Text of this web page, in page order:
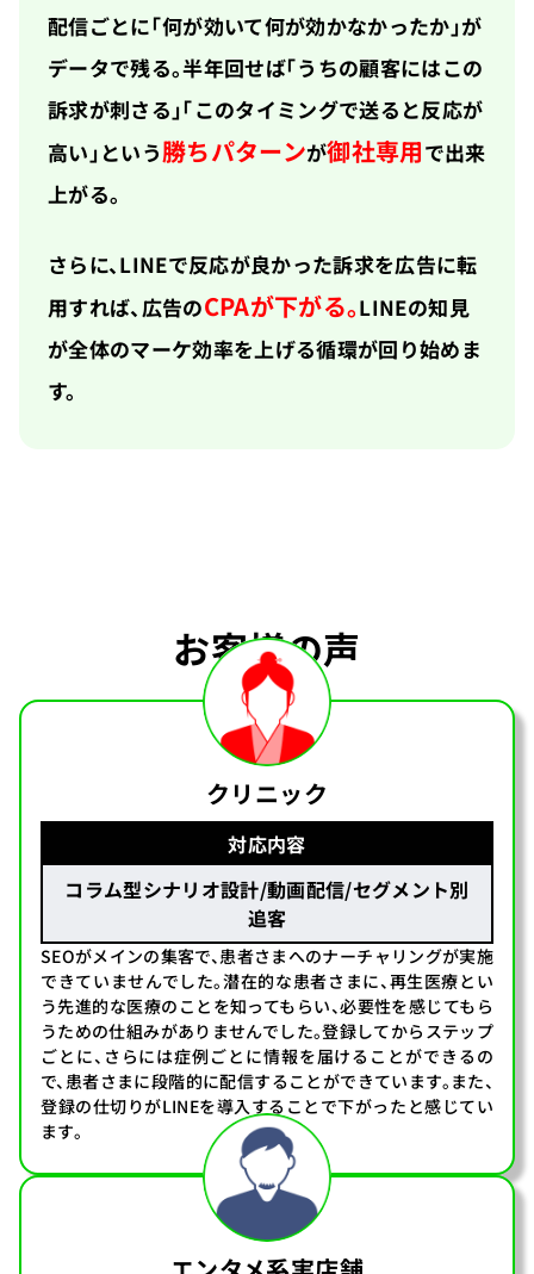
配信ごとに「何が効いて何が効かなかったか」が
データで残る。半年回せば「うちの顧客にはこの
訴求が刺さる」「このタイミングで送ると反応が
高い」という勝ちパターンが御社専用で出来
上がる。
さらに、LINEで反応が良かった訴求を広告に転
用すれば、広告のCPAが下がる。LINEの知見
が全体のマーケ効率を上げる循環が回り始めま
す。
お客様の声
クリニック
対応内容
コラム型シナリオ設計/動画配信/セグメント別
追客
SEOがメインの集客で、患者さまへのナーチャリングが実施
できていませんでした。潜在的な患者さまに、再生医療とい
う先進的な医療のことを知ってもらい、必要性を感じてもら
うための仕組みがありませんでした。登録してからステップ
ごとに、さらには症例ごとに情報を届けることができるの
で、患者さまに段階的に配信することができています。また、
登録の仕切りがLINEを導入することで下がったと感じてい
ます。